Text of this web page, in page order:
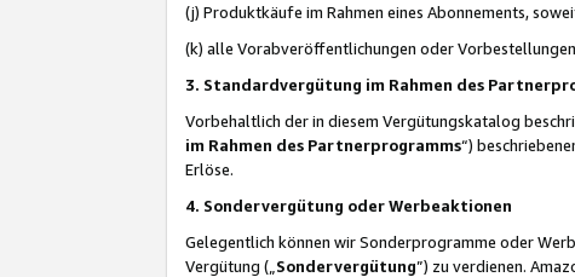
(j) Produktkäufe im Rahmen eines Abonnements,
(k) alle Vorabveröffentlichungen oder
3. Standardvergütung im Rahmen des
Vorbehaltlich der in diesem Vergütungskatalog
im Rahmen des Partnerprogramms“)
Erlöse.
4. Sondervergütung oder Werbeaktionen
Gelegentlich können wir Sonderprogramme oder
Vergütung („ Sondervergütung”) zu verdienen.